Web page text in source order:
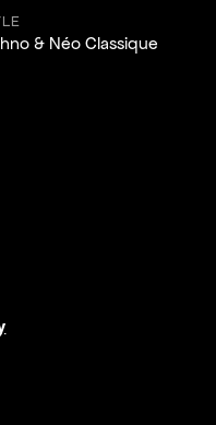
& Néo Classique
sur YouTube